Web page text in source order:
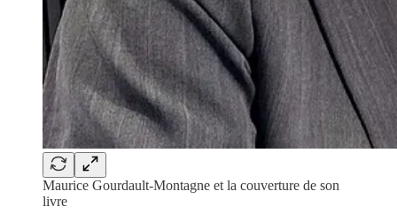
Maurice Gourdault-Montagne et la couverture de son
livre